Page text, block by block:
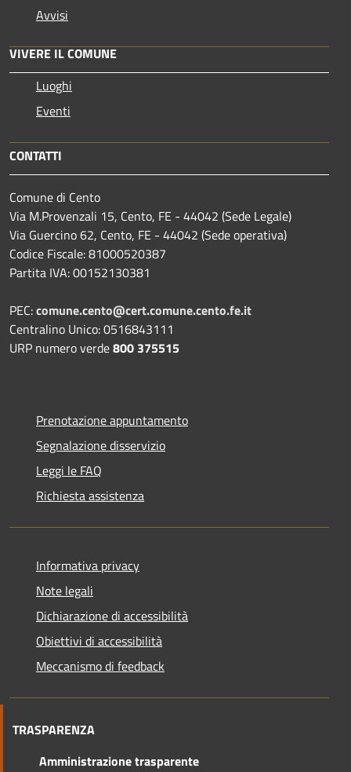
Avvisi
VIVERE IL COMUNE
Luoghi
Eventi
CONTATTI
Comune di Cento
Via M.Provenzali 15, Cento, FE - 44042 (Sede Legale)
Via Guercino 62, Cento, FE - 44042 (Sede operativa)
Codice Fiscale: 81000520387
Partita IVA: 00152130381
PEC:comune.cento@cert.comune.cento.fe.it
Centralino Unico: 0516843111
URP numero verde800 375515
Prenotazione appuntamento
Segnalazione disservizio
Leggi le FAQ
Richiesta assistenza
Informativa privacy
Note legali
Dichiarazione di accessibilità
Obiettivi di accessibilità
Meccanismo di feedback
TRASPARENZA
Amministrazione trasparente